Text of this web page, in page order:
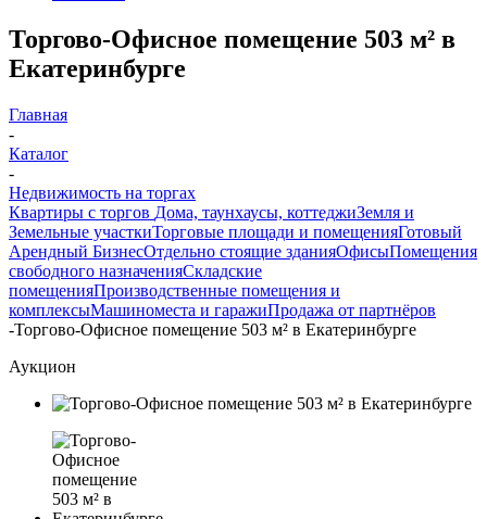
Торгово-Офисное помещение 503 м² в
Екатеринбурге
Главная
-
Каталог
-
Недвижимость на торгах
Квартиры с торгов Дома, таунхаусы, коттеджиЗемля и
Земельные участкиТорговые площади и помещенияГотовый
Арендный БизнесОтдельно стоящие зданияОфисыПомещения
свободного назначенияСкладские
помещенияПроизводственные помещения и
комплексыМашиноместа и гаражиПродажа от партнёров
-Торгово-Офисное помещение 503 м² в Екатеринбурге
Аукцион